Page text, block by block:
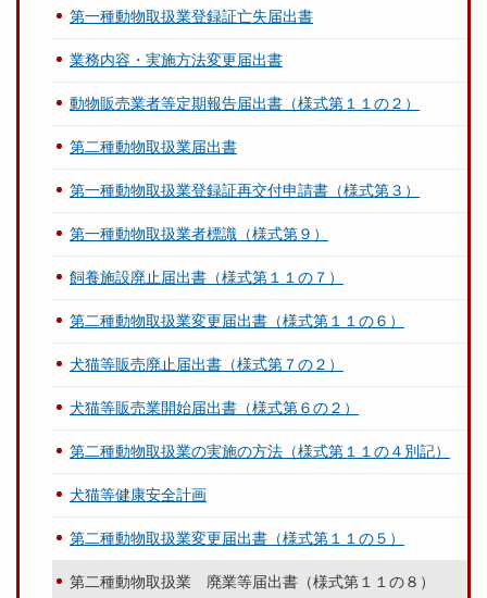
第一種動物取扱業登録証亡失届出書
業務内容・実施方法変更届出書
動物販売業者等定期報告届出書（様式第１１の２）
第二種動物取扱業届出書
第一種動物取扱業登録証再交付申請書（様式第３）
第一種動物取扱業者標識（様式第９）
飼養施設廃止届出書（様式第１１の７）
第二種動物取扱業変更届出書（様式第１１の６）
犬猫等販売廃止届出書（様式第７の２）
犬猫等販売業開始届出書（様式第６の２）
第二種動物取扱業の実施の方法（様式第１１の４別記）
犬猫等健康安全計画
第二種動物取扱業変更届出書（様式第１１の５）
第二種動物取扱業 廃業等届出書（様式第１１の８）